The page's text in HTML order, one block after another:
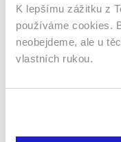
K lepšímu zážitku z
používáme cookies.
neobejdeme, ale u
vlastních rukou.
Sledujte
Sledovat